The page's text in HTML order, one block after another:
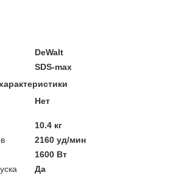
DeWalt
SDS-max
Нет
10.4 кг
2160 уд/мин
1600 Вт
Да